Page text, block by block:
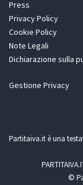
Press
Privacy Policy
Cookie Policy
Note Legali
Dichiarazione sulla
Gestione Privacy
Partitaiva.it è una
©